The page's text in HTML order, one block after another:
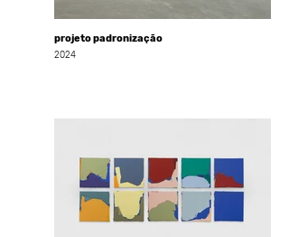
projeto padronização
2024